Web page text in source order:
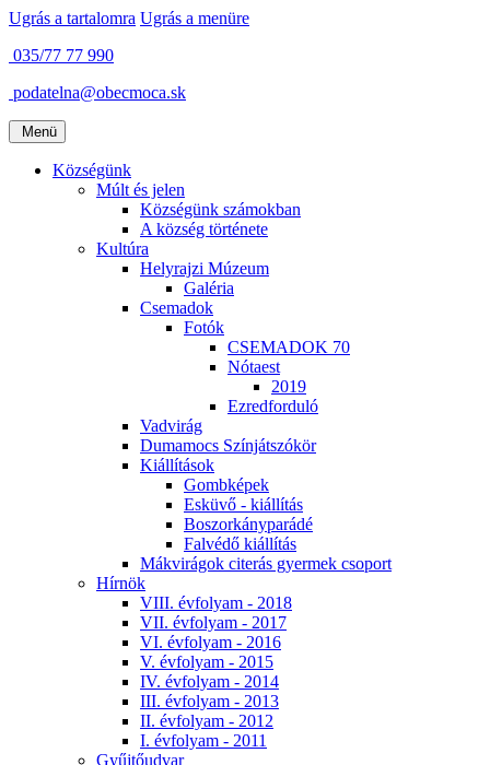
Ugrás a tartalomra Ugrás a menüre
035/77 77 990
podatelna@obecmoca.sk
Menü
Községünk
Múlt és jelen
Községünk számokban
A község története
Kultúra
Helyrajzi Múzeum
Galéria
Csemadok
Fotók
CSEMADOK 70
Nótaest
2019
Ezredforduló
Vadvirág
Dumamocs Színjátszókör
Kiállítások
Gombképek
Esküvő - kiállítás
Boszorkányparádé
Falvédő kiállítás
Mákvirágok citerás gyermek csoport
Hírnök
VIII. évfolyam - 2018
VII. évfolyam - 2017
VI. évfolyam - 2016
V. évfolyam - 2015
IV. évfolyam - 2014
III. évfolyam - 2013
II. évfolyam - 2012
I. évfolyam - 2011
Gyűjtőudvar